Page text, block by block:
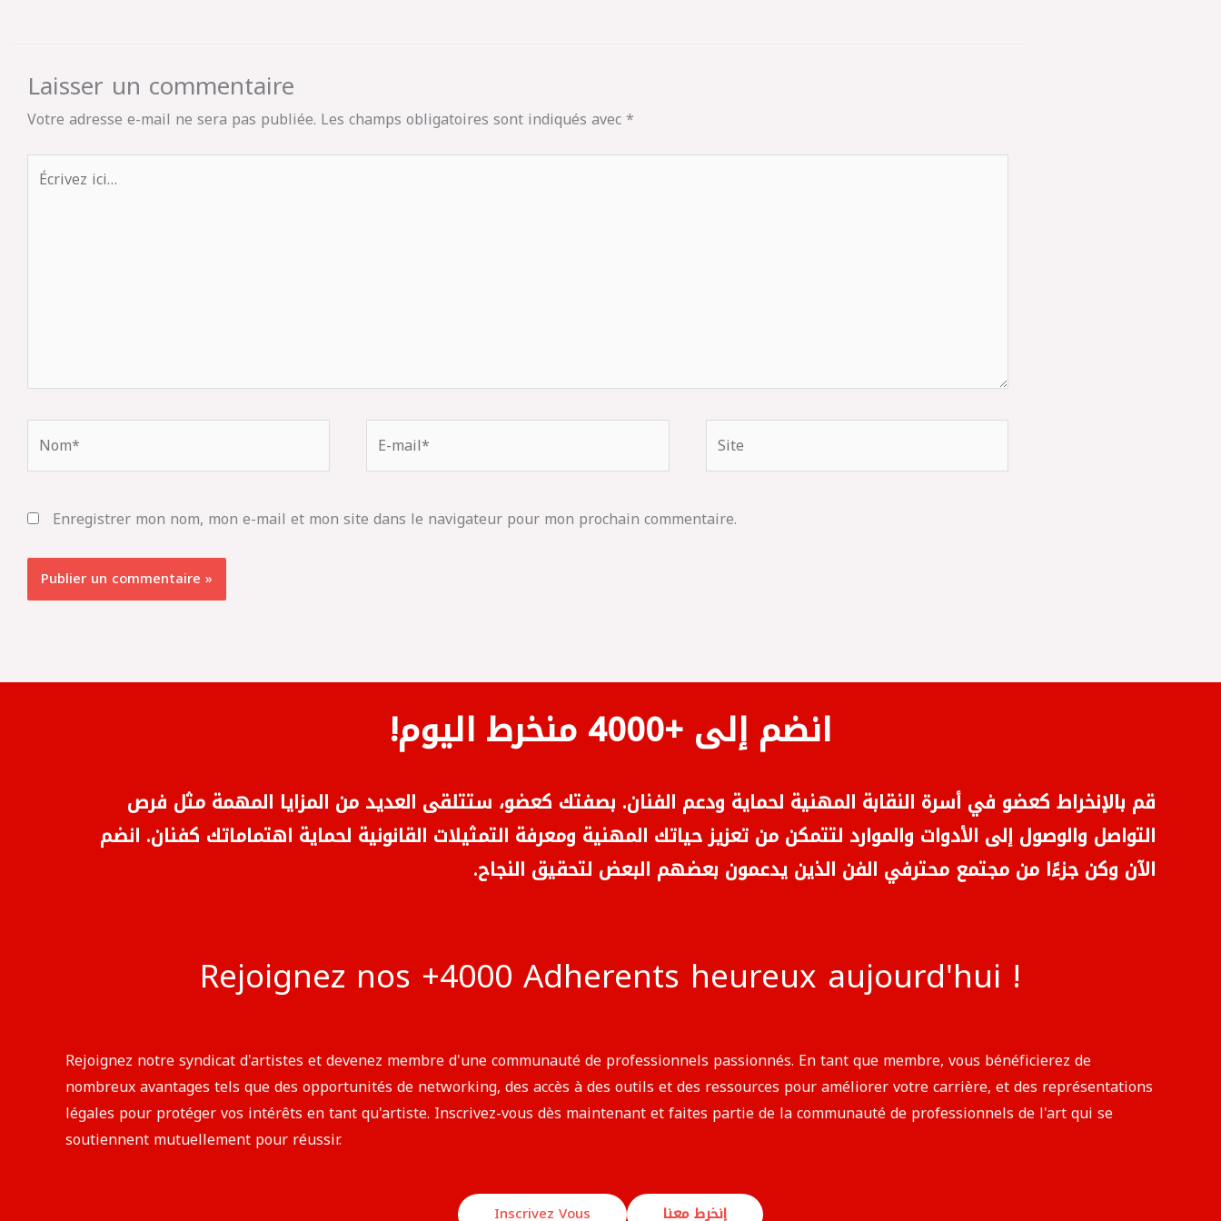
Laisser un commentaire
Votre adresse e-mail ne sera pas publiée. Les champs obligatoires sont indiqués avec*
Écrivez
ici…
mail*
Enregistrer mon nom, mon e-mail et mon site dans le navigateur pour mon prochain commentaire.
انضم إلى +4000 منخرط اليوم!
قم بالإنخراط كعضو في أسرة النقابة المهنية لحماية ودعم الفنان. بصفتك كعضو، ستتلقى العديد من المزايا المهمة مثل فرص
التواصل والوصول إلى الأدوات والموارد لتتمكن من تعزيز حياتك المهنية ومعرفة التمثيلات القانونية لحماية اهتماماتك كفنان. انضم
الآن وكن جزءًا من مجتمع محترفي الفن الذين يدعمون بعضهم البعض لتحقيق النجاح.
Rejoignez nos +4000 Adherents heureux aujourd'hui !
Rejoignez notre syndicat d'artistes et devenez membre d'une communauté de professionnels passionnés. En tant que membre, vous bénéficierez de
nombreux avantages tels que des opportunités de networking, des accès à des outils et des ressources pour améliorer votre carrière, et des représentations
légales pour protéger vos intérêts en tant qu'artiste. Inscrivez-vous dès maintenant et faites partie de la communauté de professionnels de l'art qui se
soutiennent mutuellement pour réussir.​
Inscrivez Vous إنخرط معنا